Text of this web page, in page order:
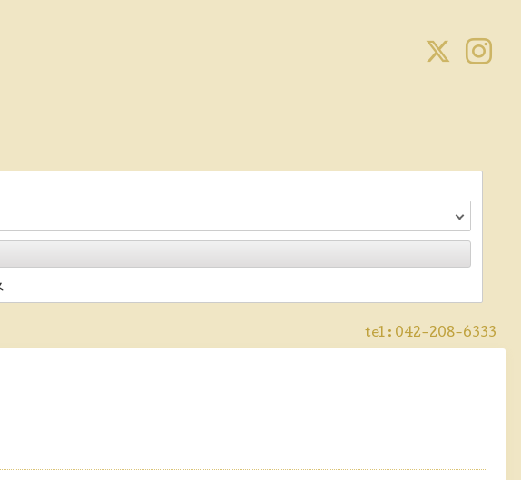
tel : 042-208-6333